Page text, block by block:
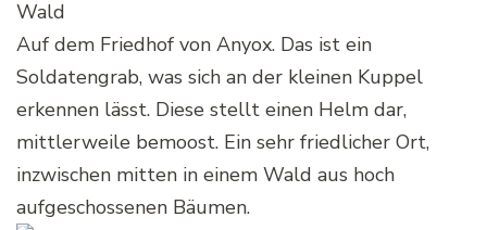
Auf dem Friedhof von Anyox. Das ist ein
Soldatengrab, was sich an der kleinen Kuppel
erkennen lässt. Diese stellt einen Helm dar,
mittlerweile bemoost. Ein sehr friedlicher Ort,
inzwischen mitten in einem Wald aus hoch
aufgeschossenen Bäumen.